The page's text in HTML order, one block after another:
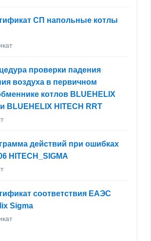
СП напольные котлы
проверки падения
воздуха в первичном
котлов BLUEHELIX
BLUEHELIX HITECH RRT
действий при ошибках
HITECH_SIGMA
соответствия ЕАЭС
Sigma